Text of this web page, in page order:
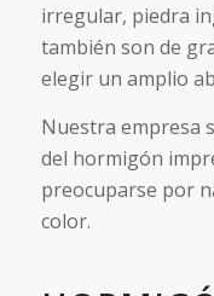
irregular, piedra
también son de
elegir un amplio
Nuestra empresa
del hormigón
preocuparse por
color.